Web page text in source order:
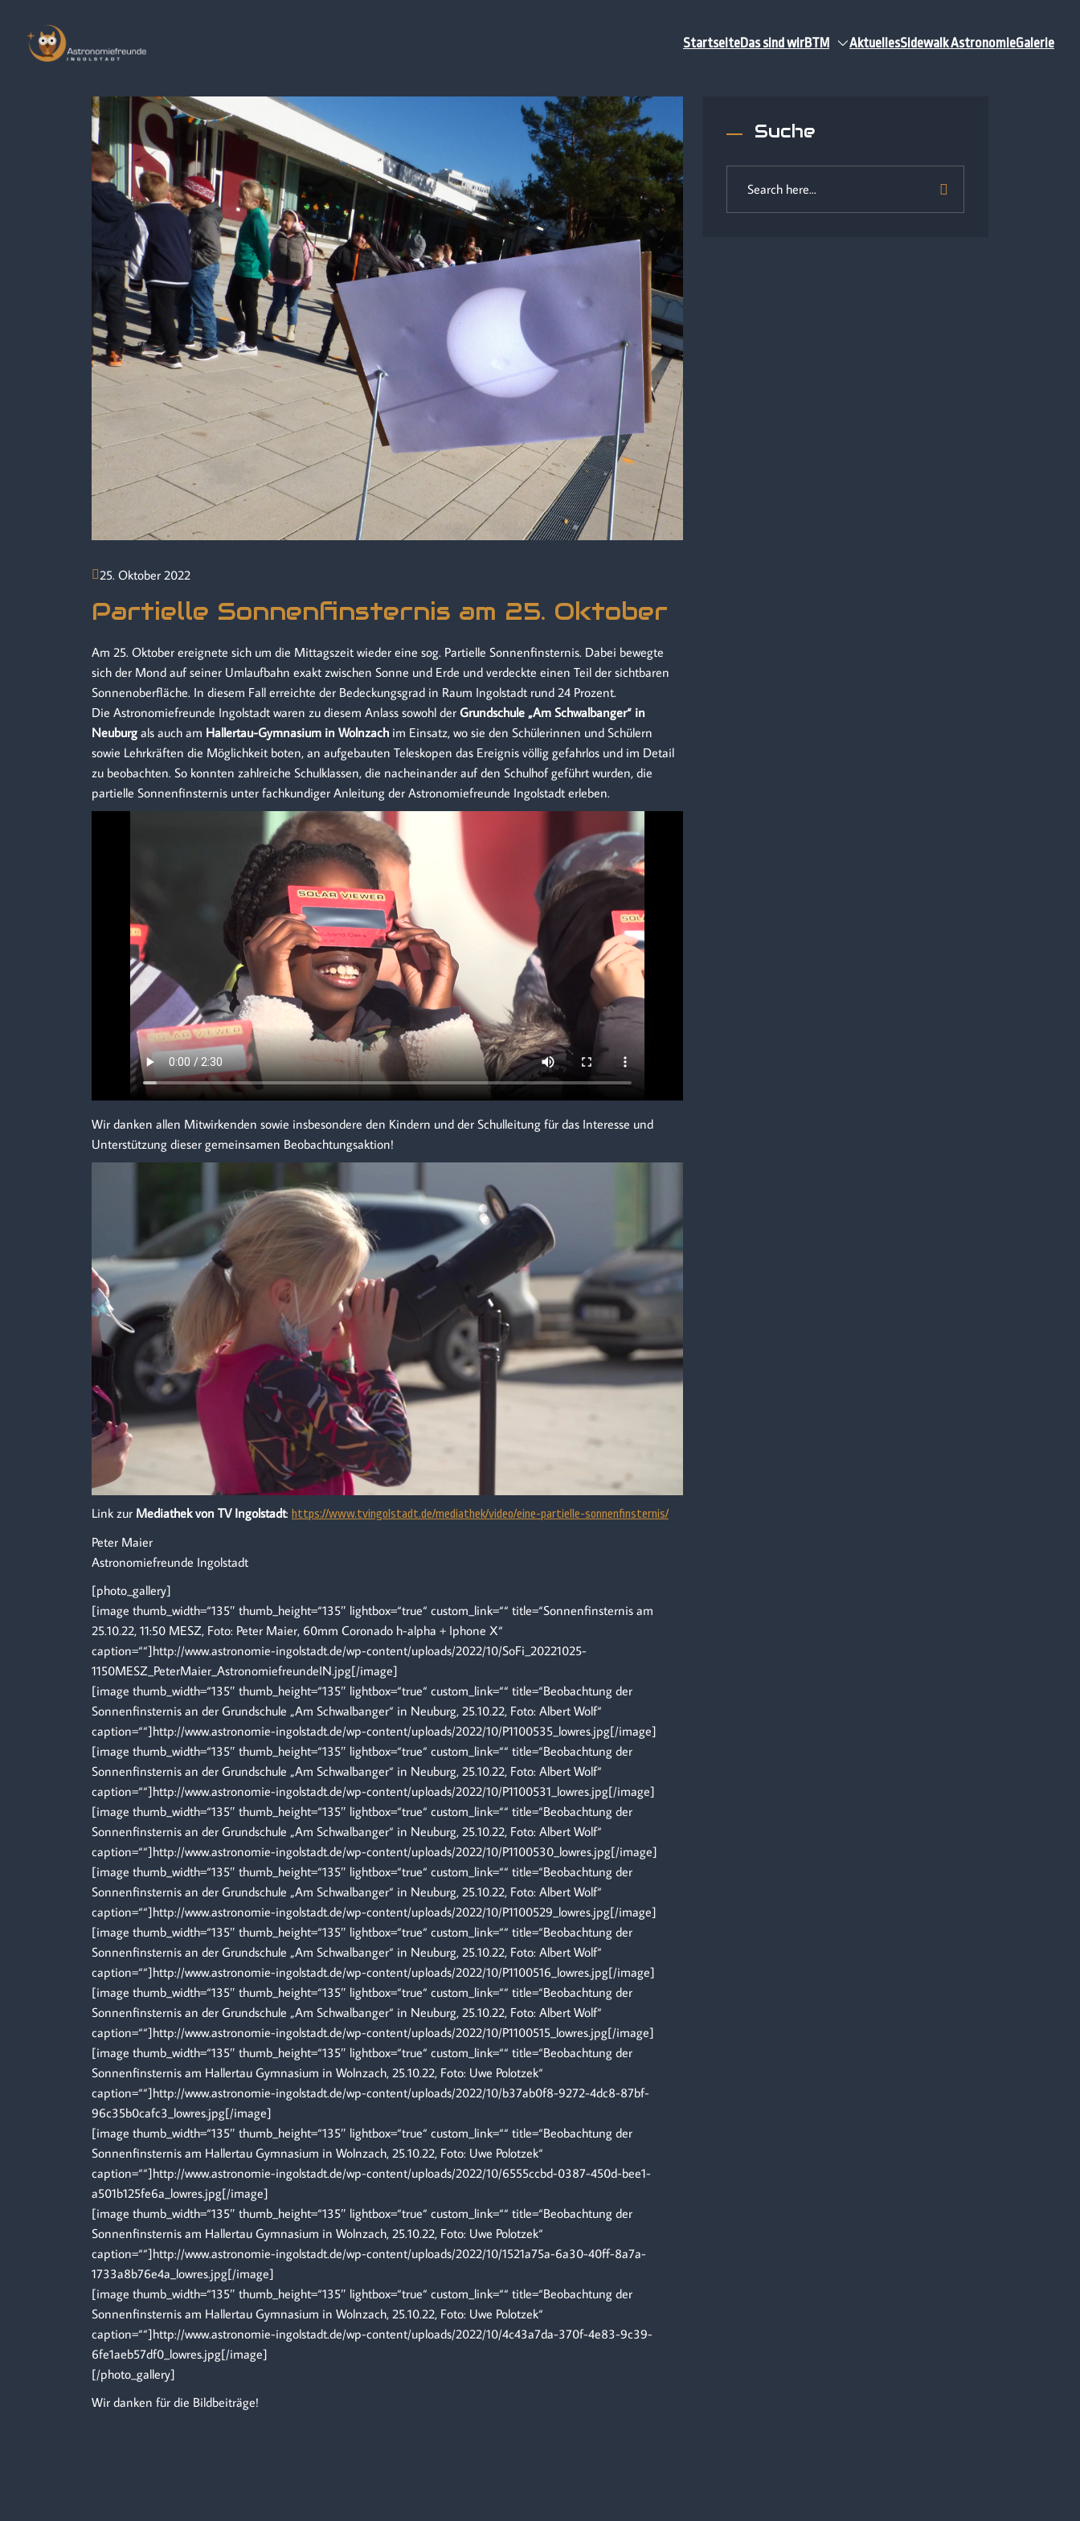
StartseiteDas sind wirBTM AktuellesSidewalk AstronomieGalerie
25. Oktober 2022
Partielle Sonnenfinsternis am 25. Oktober
Am 25. Oktober ereignete sich um die Mittagszeit wieder eine sog. Partielle Sonnenfinsternis. Dabei bewegte
sich der Mond auf seiner Umlaufbahn exakt zwischen Sonne und Erde und verdeckte einen Teil der sichtbaren
Sonnenoberfläche. In diesem Fall erreichte der Bedeckungsgrad in Raum Ingolstadt rund 24 Prozent.
Die Astronomiefreunde Ingolstadt waren zu diesem Anlass sowohl der Grundschule „Am Schwalbanger“ in
Neuburg als auch am Hallertau-Gymnasium in Wolnzach im Einsatz, wo sie den Schülerinnen und Schülern
sowie Lehrkräften die Möglichkeit boten, an aufgebauten Teleskopen das Ereignis völlig gefahrlos und im Detail
zu beobachten. So konnten zahlreiche Schulklassen, die nacheinander auf den Schulhof geführt wurden, die
partielle Sonnenfinsternis unter fachkundiger Anleitung der Astronomiefreunde Ingolstadt erleben.
Wir danken allen Mitwirkenden sowie insbesondere den Kindern und der Schulleitung für das Interesse und
Unterstützung dieser gemeinsamen Beobachtungsaktion!
Link zur Mediathek von TV Ingolstadt: https://www.tvingolstadt.de/mediathek/video/eine-partielle-sonnenfinsternis/
Peter Maier
Astronomiefreunde Ingolstadt
[photo_gallery]
[image thumb_width=“135″ thumb_height=“135″ lightbox=“true“ custom_link=““ title=“Sonnenfinsternis am
25.10.22, 11:50 MESZ, Foto: Peter Maier, 60mm Coronado h-alpha + Iphone X“
caption=““]http://www.astronomie-ingolstadt.de/wp-content/uploads/2022/10/SoFi_20221025-
1150MESZ_PeterMaier_AstronomiefreundeIN.jpg[/image]
[image thumb_width=“135″ thumb_height=“135″ lightbox=“true“ custom_link=““ title=“Beobachtung der
Sonnenfinsternis an der Grundschule „Am Schwalbanger“ in Neuburg, 25.10.22, Foto: Albert Wolf“
caption=““]http://www.astronomie-ingolstadt.de/wp-content/uploads/2022/10/P1100535_lowres.jpg[/image]
[image thumb_width=“135″ thumb_height=“135″ lightbox=“true“ custom_link=““ title=“Beobachtung der
Sonnenfinsternis an der Grundschule „Am Schwalbanger“ in Neuburg, 25.10.22, Foto: Albert Wolf“
caption=““]http://www.astronomie-ingolstadt.de/wp-content/uploads/2022/10/P1100531_lowres.jpg[/image]
[image thumb_width=“135″ thumb_height=“135″ lightbox=“true“ custom_link=““ title=“Beobachtung der
Sonnenfinsternis an der Grundschule „Am Schwalbanger“ in Neuburg, 25.10.22, Foto: Albert Wolf“
caption=““]http://www.astronomie-ingolstadt.de/wp-content/uploads/2022/10/P1100530_lowres.jpg[/image]
[image thumb_width=“135″ thumb_height=“135″ lightbox=“true“ custom_link=““ title=“Beobachtung der
Sonnenfinsternis an der Grundschule „Am Schwalbanger“ in Neuburg, 25.10.22, Foto: Albert Wolf“
caption=““]http://www.astronomie-ingolstadt.de/wp-content/uploads/2022/10/P1100529_lowres.jpg[/image]
[image thumb_width=“135″ thumb_height=“135″ lightbox=“true“ custom_link=““ title=“Beobachtung der
Sonnenfinsternis an der Grundschule „Am Schwalbanger“ in Neuburg, 25.10.22, Foto: Albert Wolf“
caption=““]http://www.astronomie-ingolstadt.de/wp-content/uploads/2022/10/P1100516_lowres.jpg[/image]
[image thumb_width=“135″ thumb_height=“135″ lightbox=“true“ custom_link=““ title=“Beobachtung der
Sonnenfinsternis an der Grundschule „Am Schwalbanger“ in Neuburg, 25.10.22, Foto: Albert Wolf“
caption=““]http://www.astronomie-ingolstadt.de/wp-content/uploads/2022/10/P1100515_lowres.jpg[/image]
[image thumb_width=“135″ thumb_height=“135″ lightbox=“true“ custom_link=““ title=“Beobachtung der
Sonnenfinsternis am Hallertau Gymnasium in Wolnzach, 25.10.22, Foto: Uwe Polotzek“
caption=““]http://www.astronomie-ingolstadt.de/wp-content/uploads/2022/10/b37ab0f8-9272-4dc8-87bf-
96c35b0cafc3_lowres.jpg[/image]
[image thumb_width=“135″ thumb_height=“135″ lightbox=“true“ custom_link=““ title=“Beobachtung der
Sonnenfinsternis am Hallertau Gymnasium in Wolnzach, 25.10.22, Foto: Uwe Polotzek“
caption=““]http://www.astronomie-ingolstadt.de/wp-content/uploads/2022/10/6555ccbd-0387-450d-bee1-
a501b125fe6a_lowres.jpg[/image]
[image thumb_width=“135″ thumb_height=“135″ lightbox=“true“ custom_link=““ title=“Beobachtung der
Sonnenfinsternis am Hallertau Gymnasium in Wolnzach, 25.10.22, Foto: Uwe Polotzek“
caption=““]http://www.astronomie-ingolstadt.de/wp-content/uploads/2022/10/1521a75a-6a30-40ff-8a7a-
1733a8b76e4a_lowres.jpg[/image]
[image thumb_width=“135″ thumb_height=“135″ lightbox=“true“ custom_link=““ title=“Beobachtung der
Sonnenfinsternis am Hallertau Gymnasium in Wolnzach, 25.10.22, Foto: Uwe Polotzek“
caption=““]http://www.astronomie-ingolstadt.de/wp-content/uploads/2022/10/4c43a7da-370f-4e83-9c39-
6fe1aeb57df0_lowres.jpg[/image]
[/photo_gallery]
Wir danken für die Bildbeiträge!
Suche